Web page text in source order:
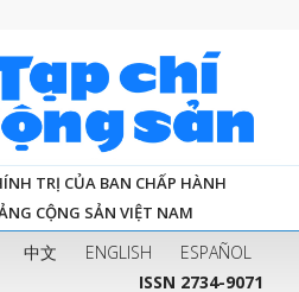
TRỊ CỦA BAN CHẤP HÀNH
CỘNG SẢN VIỆT NAM
中文 ENGLISH
ESPAÑOL
ISSN 2734-9071